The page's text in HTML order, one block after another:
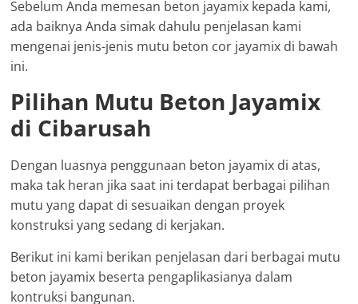
Sebelum Anda memesan beton jayamix kepada kami,
ada baiknya Anda simak dahulu penjelasan kami
mengenai jenis-jenis mutu beton cor jayamix di bawah
ini.
Pilihan Mutu Beton Jayamix
di Cibarusah
Dengan luasnya penggunaan beton jayamix di atas,
maka tak heran jika saat ini terdapat berbagai pilihan
mutu yang dapat di sesuaikan dengan proyek
konstruksi yang sedang di kerjakan.
Berikut ini kami berikan penjelasan dari berbagai mutu
beton jayamix beserta pengaplikasianya dalam
kontruksi bangunan.